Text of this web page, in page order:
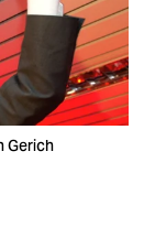
Gerich